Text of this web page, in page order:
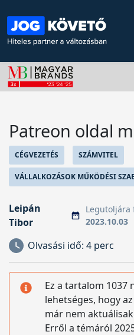
Patreon oldal
CÉGVEZETÉS SZÁMVITEL
VÁLLALKOZÁSOK MŰKÖDÉSI
Leipán
Tibor
Legutoljára
2023.10.03
Olvasási idő: 4 perc
Ez a tartalom 1037
lehetséges, hogy
már nem
Erről a témáról